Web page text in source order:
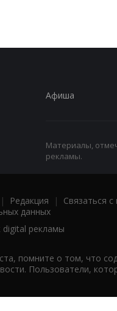
Афиша
Материалы,
рекламы.
| Редакция | Связаться с
данных
рекламы
помните о том, что
Пользователи,